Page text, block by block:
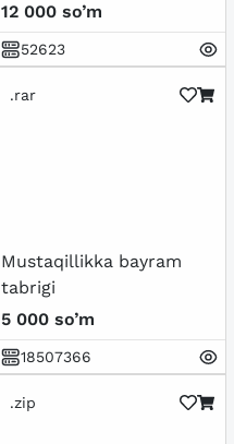
12 000 so’m
52623
.rar
Mustaqillikka bayram
tabrigi
5 000 so’m
18507366
.zip